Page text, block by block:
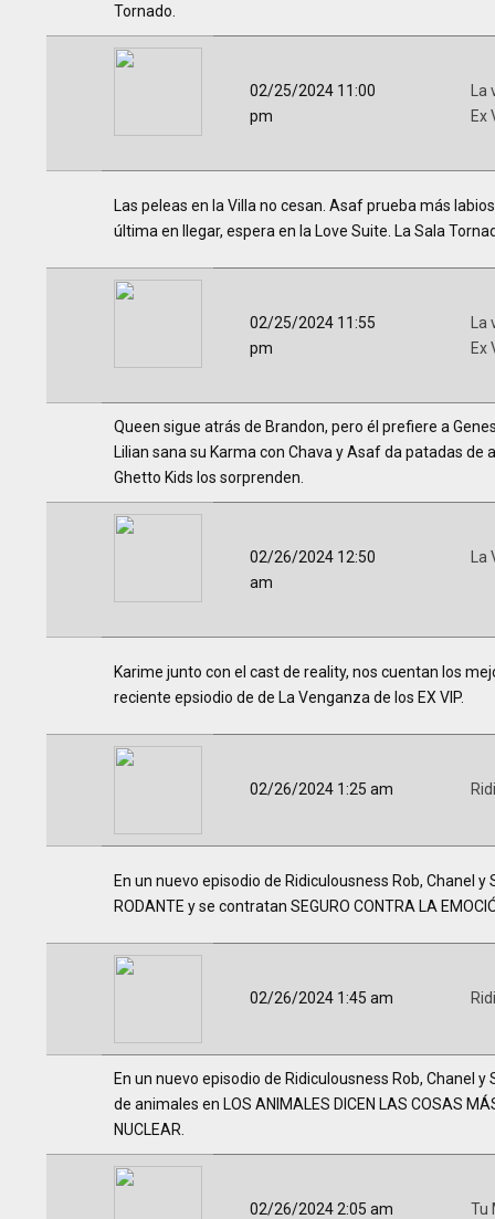
Tornado.
02/25/2024 11:00
pm
Ex
Las peleas en la Villa no cesan. Asaf prueba más
última en llegar, espera en la Love Suite. La Sala
02/25/2024 11:55
pm
Ex
Queen sigue atrás de Brandon, pero él prefiere a
Lilian sana su Karma con Chava y Asaf da patadas
Ghetto Kids los sorprenden.
02/26/2024 12:50
am
Karime junto con el cast de reality, nos cuentan los
reciente epsiodio de de La Venganza de los EX VIP.
02/26/2024 1:25 am
En un nuevo episodio de Ridiculousness Rob, Chanel
RODANTE y se contratan SEGURO CONTRA LA
02/26/2024 1:45 am
En un nuevo episodio de Ridiculousness Rob, Chanel
de animales en LOS ANIMALES DICEN LAS COSAS
NUCLEAR.
02/26/2024 2:05 am Tu